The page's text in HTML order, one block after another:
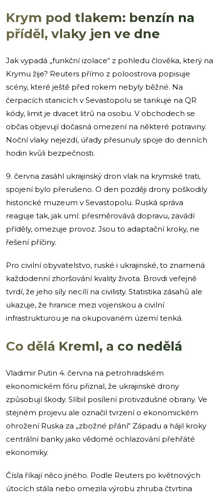
Krym pod tlakem: benzín na
příděl, vlaky jen ve dne
Jak vypadá „funkční izolace“ z pohledu člověka, který na
Krymu žije? Reuters přímo z poloostrova popisuje
scény, které ještě před rokem nebyly běžné. Na
čerpacích stanicích v Sevastopolu se tankuje na QR
kódy, limit je dvacet litrů na osobu. V obchodech se
občas objevují dočasná omezení na některé potraviny.
Noční vlaky nejezdí, úřady přesunuly spoje do denních
hodin kvůli bezpečnosti.
9. června zasáhl ukrajinský dron vlak na krymské trati,
spojení bylo přerušeno. O den později drony poškodily
historické muzeum v Sevastopolu. Ruská správa
reaguje tak, jak umí: přesměrovává dopravu, zavádí
příděly, omezuje provoz. Jsou to adaptační kroky, ne
řešení příčiny.
Pro civilní obyvatelstvo, ruské i ukrajinské, to znamená
každodenní zhoršování kvality života. Brovdi veřejně
tvrdí, že jeho síly necílí na civilisty. Statistika zásahů ale
ukazuje, že hranice mezi vojenskou a civilní
infrastrukturou je na okupovaném území tenká.
Co dělá Kreml, a co nedělá
Vladimir Putin 4. června na petrohradském
ekonomickém fóru přiznal, že ukrajinské drony
způsobují škody. Slíbil posílení protivzdušné obrany. Ve
stejném projevu ale označil tvrzení o ekonomickém
ohrožení Ruska za „zbožné přání“ Západu a hájil kroky
centrální banky jako vědomé ochlazování přehřáté
ekonomiky.
Čísla říkají něco jiného. Podle Reuters po květnových
útocích stála nebo omezila výrobu zhruba čtvrtina